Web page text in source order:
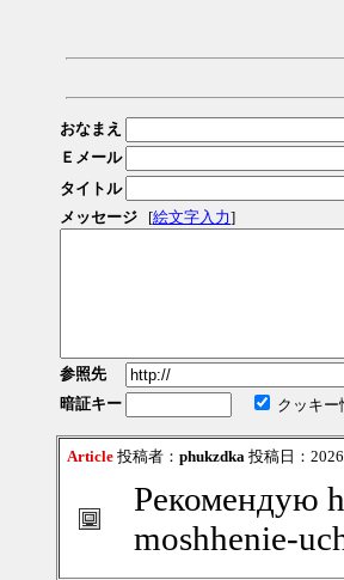
おなまえ
Ｅメール
タイトル
メッセージ
[絵文字入力]
参照先
暗証キー
クッキー
Article 投稿者： phukzdka 投稿日：
Рекомендую
moshhenie-